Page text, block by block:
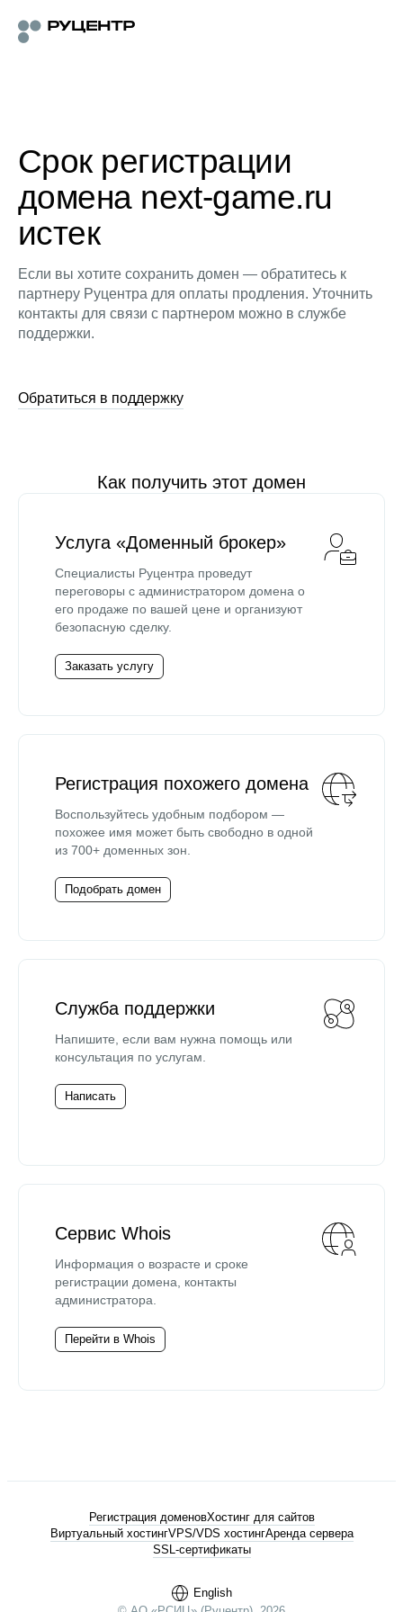
Срок регистрации
домена next-game.ru
истек
Если вы хотите сохранить домен — обратитесь к
партнеру Руцентра для оплаты продления. Уточнить
контакты для связи с партнером можно в службе
поддержки.
Обратиться в поддержку
Как получить этот домен
Услуга «Доменный брокер»
Специалисты Руцентра проведут
переговоры с администратором домена о
его продаже по вашей цене и организуют
безопасную сделку.
Заказать услугу
Регистрация похожего домена
Воспользуйтесь удобным подбором —
похожее имя может быть свободно в одной
из 700+ доменных зон.
Подобрать домен
Служба поддержки
Напишите, если вам нужна помощь или
консультация по услугам.
Написать
Сервис Whois
Информация о возрасте и сроке
регистрации домена, контакты
администратора.
Перейти в Whois
English
Регистрация доменовХостинг для сайтов
Виртуальный хостингVPS/VDS хостингАренда сервера
SSL-сертификаты